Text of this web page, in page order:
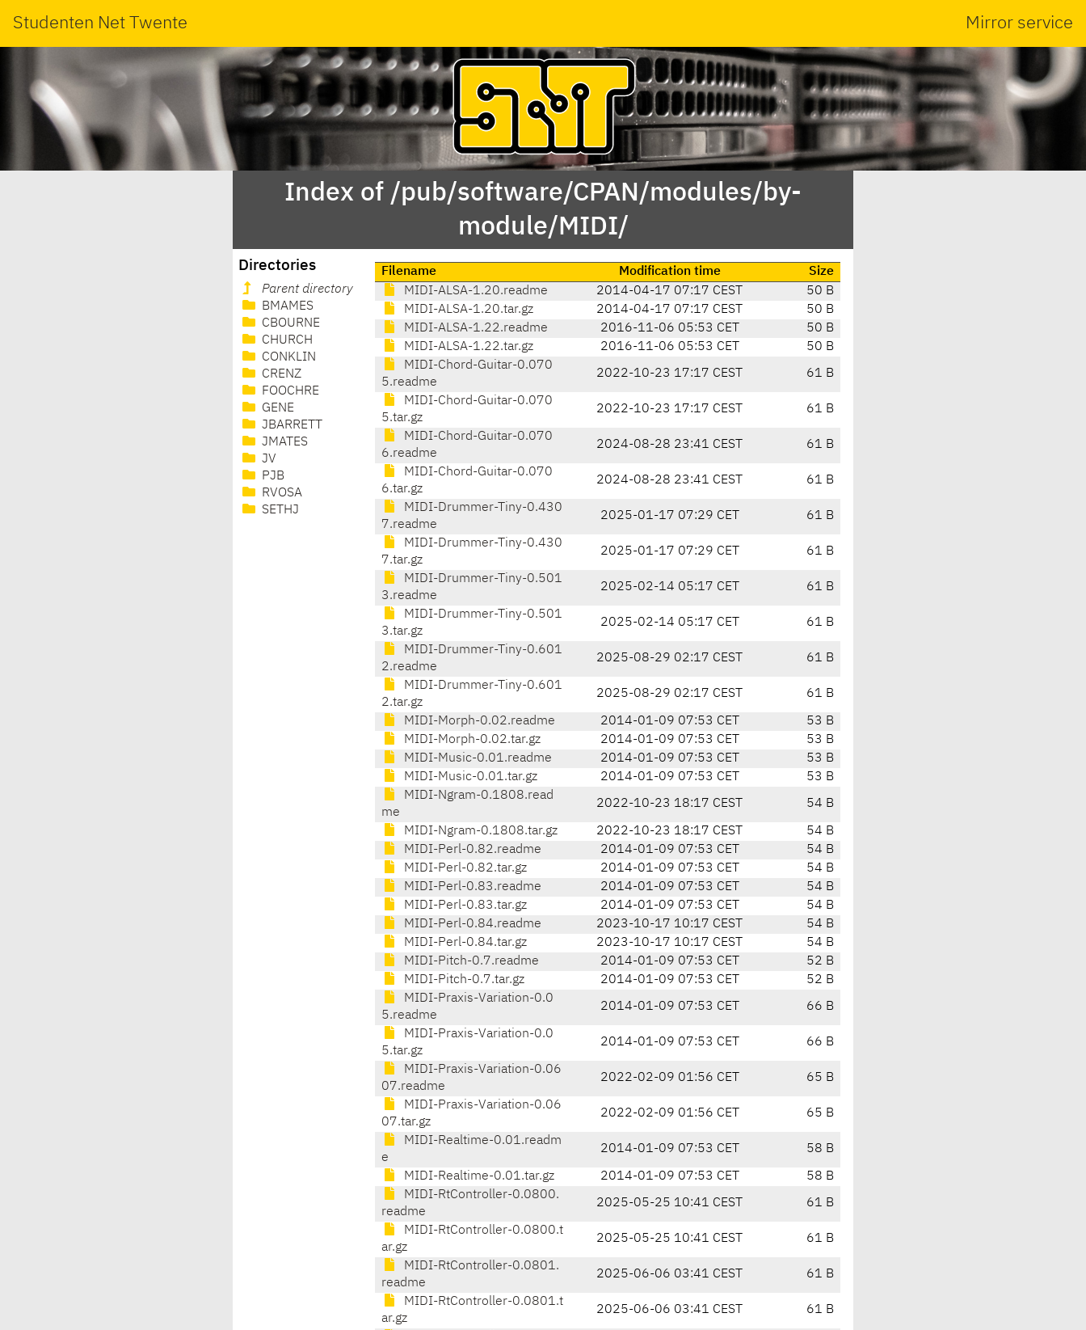
Studenten Net Twente Mirror service
Index of /pub/software/CPAN/modules/by-
module/MIDI/
Directories
Parent directory
BMAMES
CBOURNE
CHURCH
CONKLIN
CRENZ
FOOCHRE
GENE
JBARRETT
JMATES
JV
PJB
RVOSA
SETHJ
Filename Modification time
Size
MIDI-ALSA-1.20.readme
2014-04-17 07:17 CEST
50 B
MIDI-ALSA-1.20.tar.gz
2014-04-17 07:17 CEST
50 B
MIDI-ALSA-1.22.readme
2016-11-06 05:53 CET
50 B
MIDI-ALSA-1.22.tar.gz
2016-11-06 05:53 CET
50 B
MIDI-Chord-Guitar-0.070
5.readme
2022-10-23 17:17 CEST 61 B
MIDI-Chord-Guitar-0.070
5.tar.gz
2022-10-23 17:17 CEST 61 B
MIDI-Chord-Guitar-0.070
6.readme
2024-08-28 23:41 CEST 61 B
MIDI-Chord-Guitar-0.070
6.tar.gz
2024-08-28 23:41 CEST 61 B
MIDI-Drummer-Tiny-0.430
7.readme
2025-01-17 07:29 CET 61 B
MIDI-Drummer-Tiny-0.430
7.tar.gz
2025-01-17 07:29 CET 61 B
MIDI-Drummer-Tiny-0.501
3.readme
2025-02-14 05:17 CET 61 B
MIDI-Drummer-Tiny-0.501
3.tar.gz
2025-02-14 05:17 CET 61 B
MIDI-Drummer-Tiny-0.601
2.readme
2025-08-29 02:17 CEST 61 B
MIDI-Drummer-Tiny-0.601
2.tar.gz
2025-08-29 02:17 CEST 61 B
MIDI-Morph-0.02.readme 2014-01-09 07:53 CET
53 B
MIDI-Morph-0.02.tar.gz
2014-01-09 07:53 CET
53 B
MIDI-Music-0.01.readme
2014-01-09 07:53 CET
53 B
MIDI-Music-0.01.tar.gz
2014-01-09 07:53 CET
53 B
MIDI-Ngram-0.1808.read
me
2022-10-23 18:17 CEST 54 B
MIDI-Ngram-0.1808.tar.gz 2022-10-23 18:17 CEST
54 B
MIDI-Perl-0.82.readme
2014-01-09 07:53 CET
54 B
MIDI-Perl-0.82.tar.gz
2014-01-09 07:53 CET
54 B
MIDI-Perl-0.83.readme
2014-01-09 07:53 CET
54 B
MIDI-Perl-0.83.tar.gz
2014-01-09 07:53 CET
54 B
MIDI-Perl-0.84.readme
2023-10-17 10:17 CEST
54 B
MIDI-Perl-0.84.tar.gz
2023-10-17 10:17 CEST
54 B
MIDI-Pitch-0.7.readme
2014-01-09 07:53 CET
52 B
MIDI-Pitch-0.7.tar.gz
2014-01-09 07:53 CET
52 B
MIDI-Praxis-Variation-0.0
5.readme
2014-01-09 07:53 CET 66 B
MIDI-Praxis-Variation-0.0
5.tar.gz
2014-01-09 07:53 CET 66 B
MIDI-Praxis-Variation-0.06
07.readme
2022-02-09 01:56 CET 65 B
MIDI-Praxis-Variation-0.06
07.tar.gz
2022-02-09 01:56 CET 65 B
MIDI-Realtime-0.01.readm
e
2014-01-09 07:53 CET 58 B
MIDI-Realtime-0.01.tar.gz 2014-01-09 07:53 CET
58 B
MIDI-RtController-0.0800.
readme
2025-05-25 10:41 CEST 61 B
MIDI-RtController-0.0800.t
ar.gz
2025-05-25 10:41 CEST 61 B
MIDI-RtController-0.0801.
readme
2025-06-06 03:41 CEST 61 B
MIDI-RtController-0.0801.t
ar.gz
2025-06-06 03:41 CEST 61 B